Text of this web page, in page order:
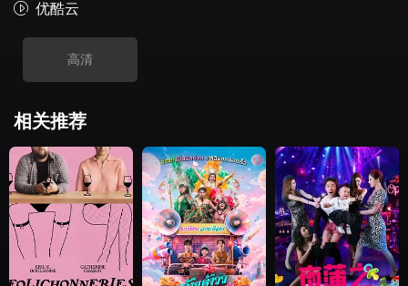
优酷云
高清
相关推荐